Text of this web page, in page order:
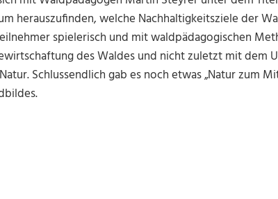
herauszufinden, welche Nachhaltigkeitsziele der
spielerisch und mit waldpädagogischen
des Waldes und nicht zuletzt mit dem
Schlussendlich gab es noch etwas „Natur zum